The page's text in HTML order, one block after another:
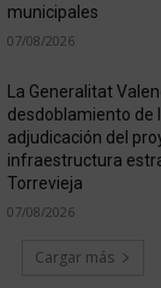
municipales
07/08/2026
La Generalitat
desdoblamiento de
adjudicación del
infraestructura
Torrevieja
07/08/2026
Cargar más